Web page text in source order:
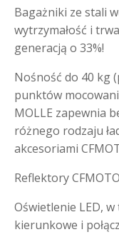
Bagażniki ze stali
wytrzymałość i
generacją o 33%!
Nośność do 40 kg
punktów
MOLLE zapewnia
różnego rodzaju
akcesoriami
Reflektory
Oświetlenie LED,
kierunkowe i